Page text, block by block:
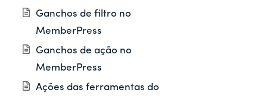
Ganchos de filtro no
MemberPress
Ganchos de ação no
MemberPress
Ações das ferramentas do